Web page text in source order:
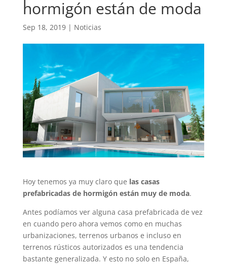
hormigón están de moda
Sep 18, 2019| Noticias
Hoy tenemos ya muy claro que las casas
prefabricadas de hormigón están muy de moda.
Antes podíamos ver alguna casa prefabricada de vez
en cuando pero ahora vemos como en muchas
urbanizaciones, terrenos urbanos e incluso en
terrenos rústicos autorizados es una tendencia
bastante generalizada. Y esto no solo en España,